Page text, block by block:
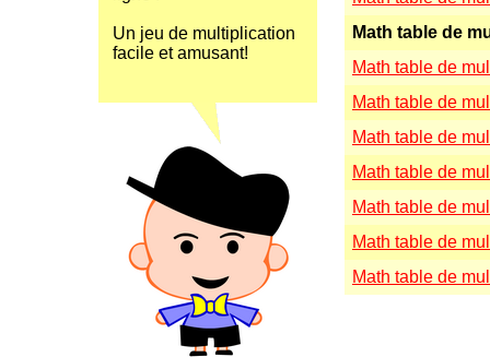
Un jeu de multiplication
facile et amusant!
Math table de
Math table de
Math table de
Math table de
Math table de
Math table de
Math table de
Math table de